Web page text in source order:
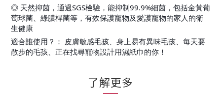
◎ 天然抑菌，通過SGS檢驗，能抑制99.9%細菌，包括金黃葡
萄球菌、綠膿桿菌等，有效保護寵物及愛護寵物的家人的衛
生健康
適合誰使用？： 皮膚敏感毛孩、身上易有異味毛孩、每天要
散步的毛孩、正在找尋寵物設計用濕紙巾的你！
了解更多